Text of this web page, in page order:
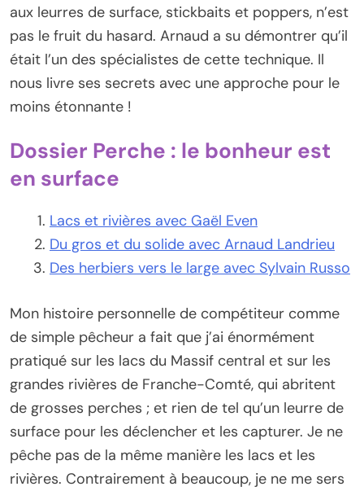
aux leurres de surface, stickbaits et poppers, n’est
pas le fruit du hasard. Arnaud a su démontrer qu’il
était l’un des spécialistes de cette technique. Il
nous livre ses secrets avec une approche pour le
moins étonnante !
Dossier Perche : le bonheur est
en surface
Lacs et rivières avec Gaël Even
Du gros et du solide avec Arnaud Landrieu
Des herbiers vers le large avec Sylvain Russo
Mon histoire personnelle de compétiteur comme
de simple pêcheur a fait que j’ai énormément
pratiqué sur les lacs du Massif central et sur les
grandes rivières de Franche-Comté, qui abritent
de grosses perches ; et rien de tel qu’un leurre de
surface pour les déclencher et les capturer. Je ne
pêche pas de la même manière les lacs et les
rivières. Contrairement à beaucoup, je ne me sers